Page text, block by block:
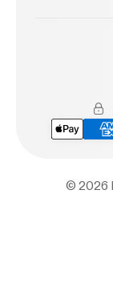
© 2026